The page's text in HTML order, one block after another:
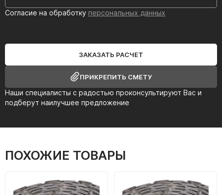
Наши специалисты с радостью проконсультируют Вас и
подберут наилучшее предложение
Согласие на обработку персональных данных
ЗАКАЗАТЬ РАСЧЕТ
ПРИКРЕПИТЬ СМЕТУ
ПОХОЖИЕ ТОВАРЫ